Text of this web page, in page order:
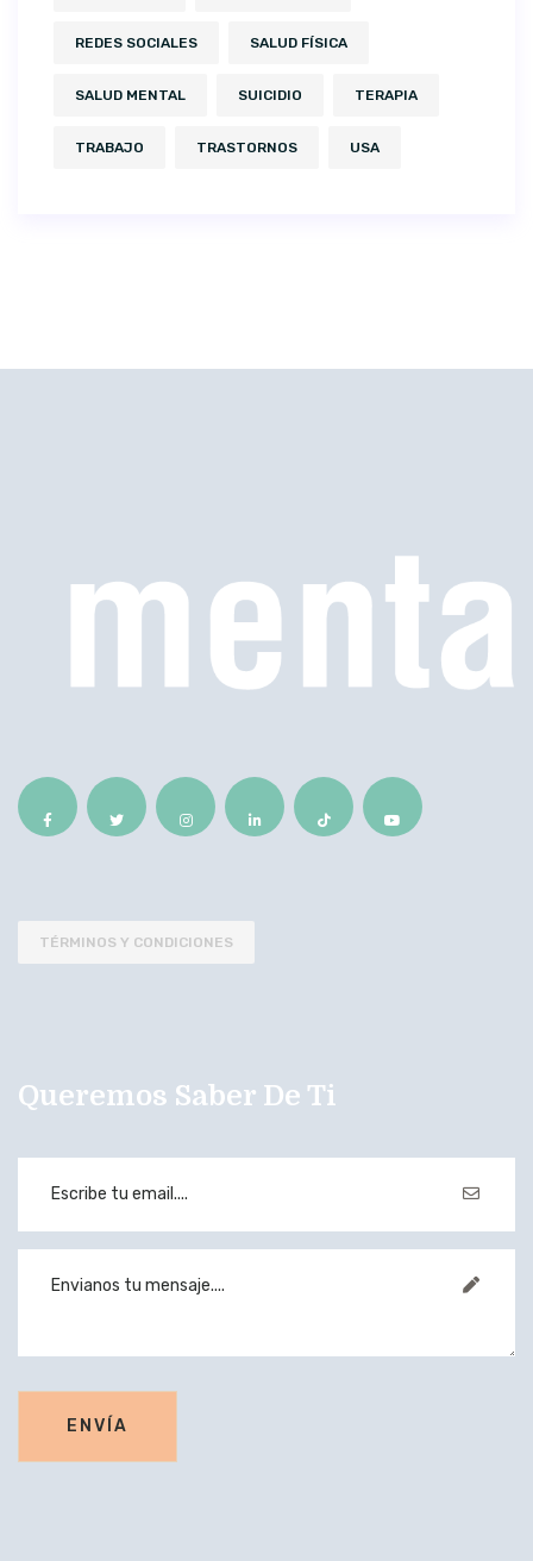
REDES SOCIALES SALUD FÍSICA
SALUD MENTAL SUICIDIO TERAPIA
TRABAJO TRASTORNOS USA
TÉRMINOS Y CONDICIONES
Queremos Saber De Ti